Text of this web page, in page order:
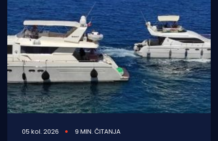
05 kol. 2026 9 MIN. ČITANJA